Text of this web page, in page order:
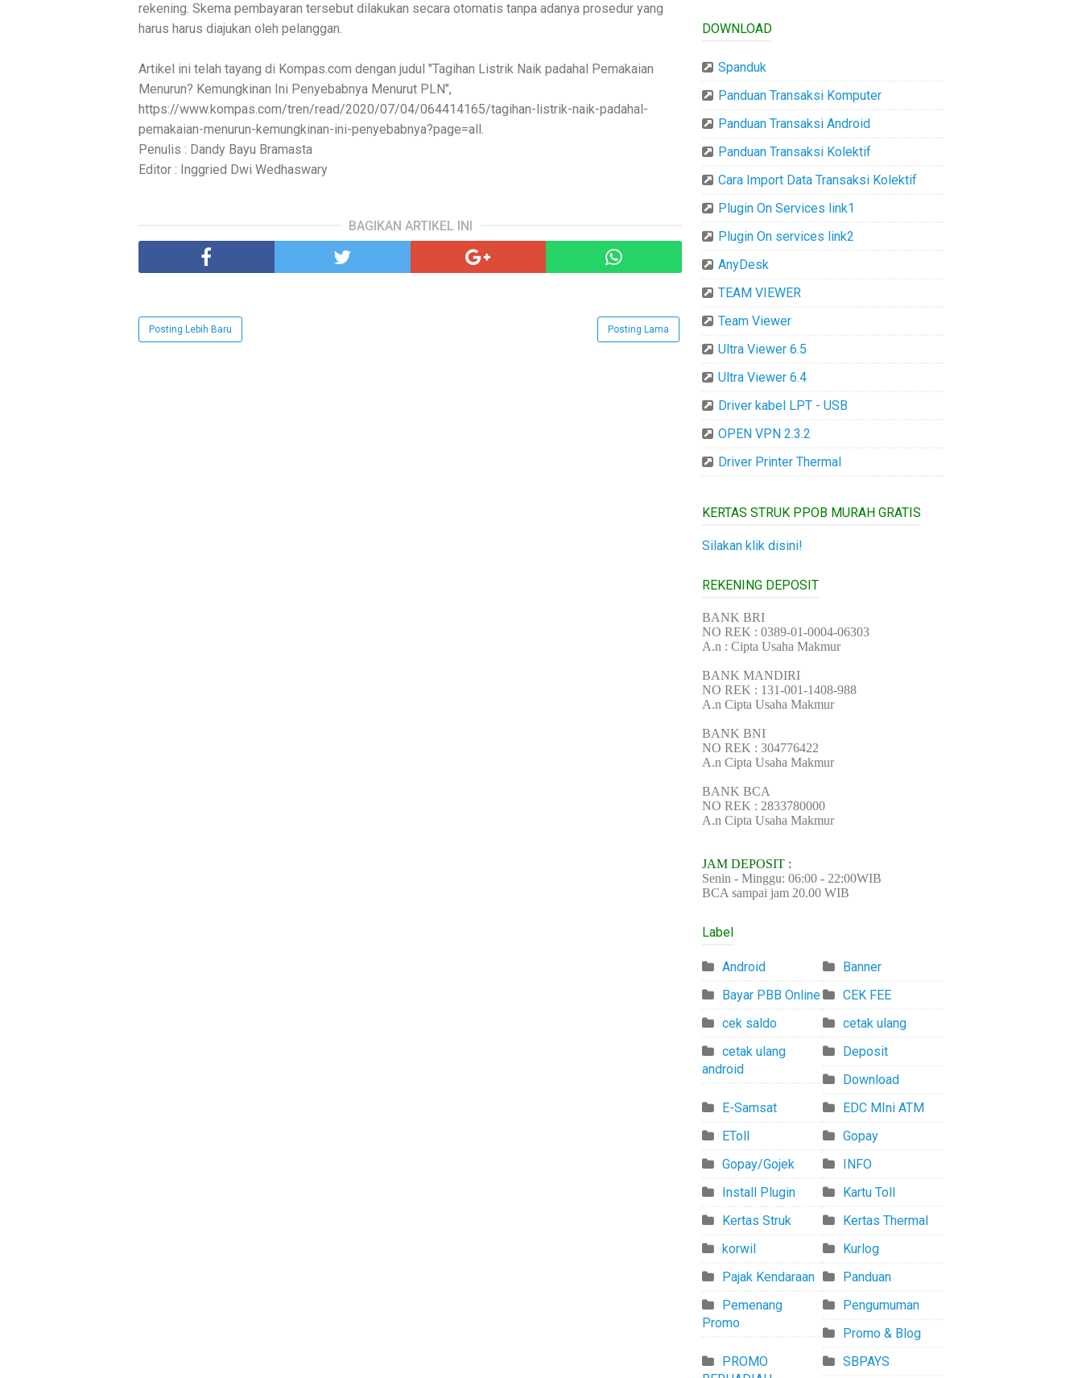
rekening. Skema pembayaran tersebut dilakukan secara otomatis tanpa adanya prosedur yang
harus harus diajukan oleh pelanggan.
Artikel ini telah tayang di Kompas.com dengan judul "Tagihan Listrik Naik padahal Pemakaian
Menurun? Kemungkinan Ini Penyebabnya Menurut PLN",
https://www.kompas.com/tren/read/2020/07/04/064414165/tagihan-listrik-naik-padahal-
pemakaian-menurun-kemungkinan-ini-penyebabnya?page=all.
Penulis : Dandy Bayu Bramasta
Editor : Inggried Dwi Wedhaswary
BAGIKAN ARTIKEL INI
Posting Lebih Baru Posting Lama
DOWNLOAD
Spanduk
Panduan Transaksi Komputer
Panduan Transaksi Android
Panduan Transaksi Kolektif
Cara Import Data Transaksi Kolektif
Plugin On Services link1
Plugin On services link2
AnyDesk
TEAM VIEWER
Team Viewer
Ultra Viewer 6.5
Ultra Viewer 6.4
Driver kabel LPT - USB
OPEN VPN 2.3.2
Driver Printer Thermal
KERTAS STRUK PPOB MURAH GRATIS
Silakan klik disini!
REKENING DEPOSIT
BANK BRI
NO REK : 0389-01-0004-06303
A.n : Cipta Usaha Makmur
BANK MANDIRI
NO REK : 131-001-1408-988
A.n Cipta Usaha Makmur
BANK BNI
NO REK : 304776422
A.n Cipta Usaha Makmur
BANK BCA
NO REK : 2833780000
A.n Cipta Usaha Makmur
JAM DEPOSIT :
Senin - Minggu: 06:00 - 22:00WIB
BCA sampai jam 20.00 WIB
Label
Android
Banner
Bayar PBB Online
CEK FEE
cek saldo
cetak ulang
cetak ulang
android
Deposit
Download
E-Samsat
EDC MIni ATM
EToll
Gopay
Gopay/Gojek
INFO
Install Plugin
Kartu Toll
Kertas Struk
Kertas Thermal
korwil
Kurlog
Pajak Kendaraan
Panduan
Pemenang
Promo
Pengumuman
Promo & Blog
PROMO
SBPAYS